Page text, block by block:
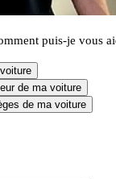
puis-je vous
de ma voiture
de ma voiture